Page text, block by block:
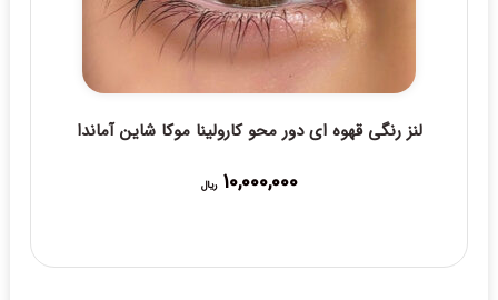
لنز رنگی قهوه ای دور محو کارولینا موکا شاین آماندا
10,000,000 ریال